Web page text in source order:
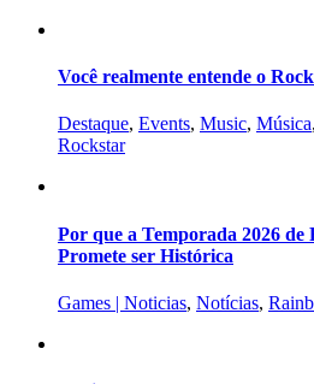
Você realmente entende o
Destaque, Events, Music, Música,
Rockstar
Por que a Temporada 2026 de
Promete ser Histórica
Games | Noticias, Notícias,